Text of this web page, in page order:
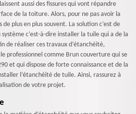
aussi des fissures qui vont répandre
de la toiture. Alors, pour ne pas avoir la
plus en plus souvent. La solution c’est de
c’est-à-dire installer la tuile qui a de la
de réaliser ces travaux d’étanchéité,
professionnel comme Brun couverture qui se
et qui dispose de forte connaissance et de la
l’étanchéité de tuile. Ainsi, rassurez à
de votre projet.